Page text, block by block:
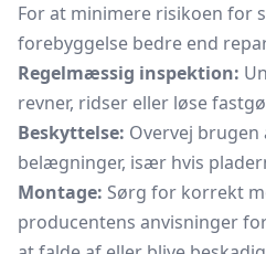
For at minimere risikoen for
forebyggelse bedre end
Regelmæssig inspektion:
revner, ridser eller løse
Beskyttelse: Overvej
belægninger, især hvis
Montage: Sørg for korrekt
producentens anvisninger